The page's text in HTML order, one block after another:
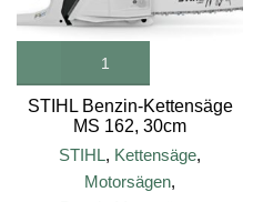
STIHL Benzin-Kettensäge
MS 162, 30cm
Schienenlänge
STIHL, Kettensäge,
Motorsägen,